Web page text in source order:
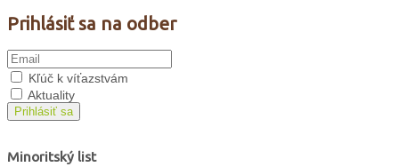
Prihlásiť sa na odber
Kľúč k víťazstvám
Aktuality
Prihlásiť sa
Minoritský list